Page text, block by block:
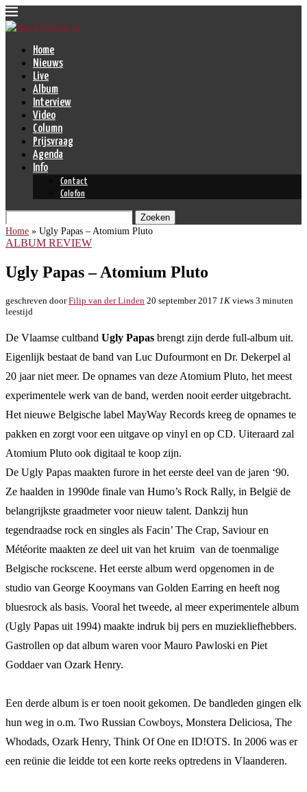
Home
Nieuws
Live
Album
Interview
Video
Column
Prijsvraag
Agenda
Info
Contact
Colofon
Zoeken
Home » Ugly Papas – Atomium Pluto
ALBUM REVIEW
Ugly Papas – Atomium Pluto
geschreven doorFilip van der Linden 20 september 2017 1K views 3 minuten
leestijd
De Vlaamse cultband Ugly Papas brengt zijn derde full-album uit.
Eigenlijk bestaat de band van Luc Dufourmont en Dr. Dekerpel al
20 jaar niet meer. De opnames van deze Atomium Pluto, het meest
experimentele werk van de band, werden nooit eerder uitgebracht.
Het nieuwe Belgische label MayWay Records kreeg de opnames te
pakken en zorgt voor een uitgave op vinyl en op CD. Uiteraard zal
Atomium Pluto ook digitaal te koop zijn.
De Ugly Papas maakten furore in het eerste deel van de jaren ‘90.
Ze haalden in 1990de finale van Humo’s Rock Rally, in België de
belangrijkste graadmeter voor nieuw talent. Dankzij hun
tegendraadse rock en singles als Facin’ The Crap, Saviour en
Météorite maakten ze deel uit van het kruim van de toenmalige
Belgische rockscene. Het eerste album werd opgenomen in de
studio van George Kooymans van Golden Earring en heeft nog
bluesrock als basis. Vooral het tweede, al meer experimentele album
(Ugly Papas uit 1994) maakte indruk bij pers en muziekliefhebbers.
Gastrollen op dat album waren voor Mauro Pawloski en Piet
Goddaer van Ozark Henry.
Een derde album is er toen nooit gekomen. De bandleden gingen elk
hun weg in o.m. Two Russian Cowboys, Monstera Deliciosa, The
Whodads, Ozark Henry, Think Of One en ID!OTS. In 2006 was er
een reünie die leidde tot een korte reeks optredens in Vlaanderen.